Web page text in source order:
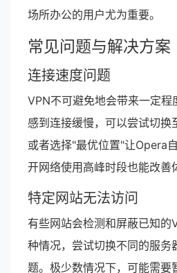
场所办公的用户尤为重要。
常见问题与解决方案
连接速度问题
VPN不可避免地会带来一定程
感到连接缓慢，可以尝试切换
或者选择"最优位置"让Opera
开网络使用高峰时段也能改善
特定网站无法访问
有些网站会检测和屏蔽已知的
种情况，尝试切换不同的服务
题。极少数情况下，可能需要